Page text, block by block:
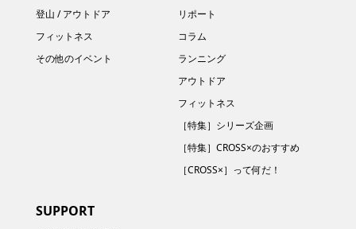
登山 / アウトドア
フィットネス
その他のイベント
リポート
コラム
ランニング
アウトドア
フィットネス
［特集］シリーズ企画
［特集］CROSS×のおすすめ
［CROSS×］って何だ！
SUPPORT